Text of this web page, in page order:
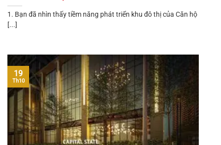
1. Bạn đã nhìn thấy tiềm năng phát triển khu đô thị của Căn hộ
[...]
19
Th10